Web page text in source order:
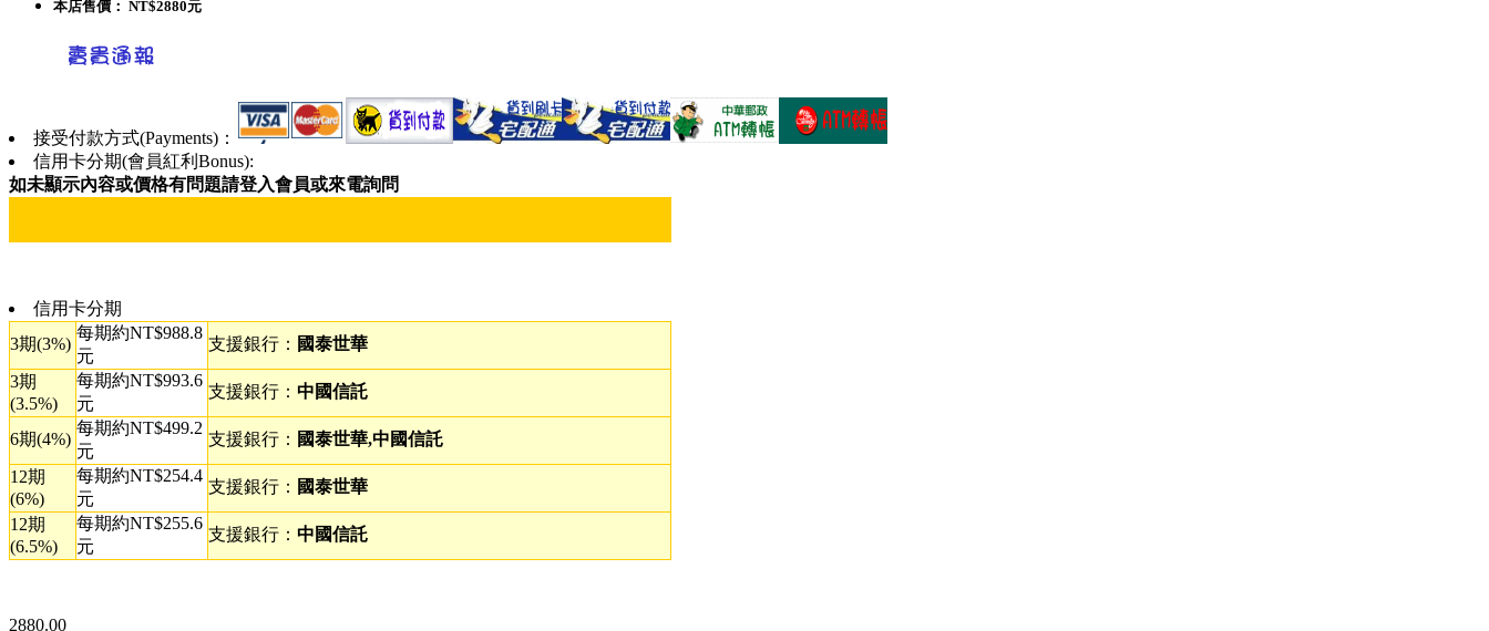
本店售價： NT$2880元
接受付款方式(Payments)：
信用卡分期(會員紅利Bonus):
如未顯示內容或價格有問題請登入會員或來電詢問
信用卡分期
3期(3%)
每期約NT$988.8
元
支援銀行： 國泰世華
3期
(3.5%)
每期約NT$993.6
元
支援銀行： 中國信託
6期(4%)
每期約NT$499.2
元
支援銀行： 國泰世華,中國信託
12期
(6%)
每期約NT$254.4
元
支援銀行： 國泰世華
12期
(6.5%)
每期約NT$255.6
元
支援銀行： 中國信託
2880.00